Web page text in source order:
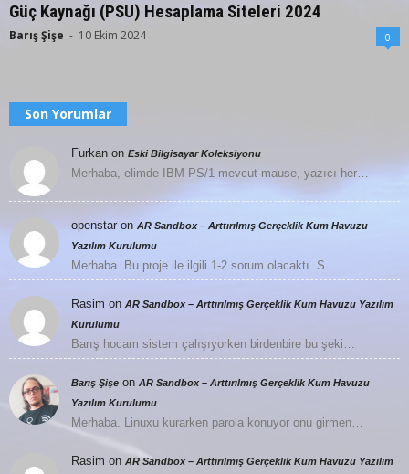
Güç Kaynağı (PSU) Hesaplama Siteleri 2024
Barış Şişe - 10 Ekim 2024 0
Son Yorumlar
Furkan on Eski Bilgisayar Koleksiyonu
Merhaba, elimde IBM PS/1 mevcut mause, yazıcı her…
openstar on AR Sandbox – Arttırılmış Gerçeklik Kum Havuzu
Yazılım Kurulumu
Merhaba. Bu proje ile ilgili 1-2 sorum olacaktı. S…
Rasim on AR Sandbox – Arttırılmış Gerçeklik Kum Havuzu Yazılım
Kurulumu
Barış hocam sistem çalışıyorken birdenbire bu şeki…
Barış Şişe on AR Sandbox – Arttırılmış Gerçeklik Kum Havuzu
Yazılım Kurulumu
Merhaba. Linuxu kurarken parola konuyor onu girmen…
Rasim on AR Sandbox – Arttırılmış Gerçeklik Kum Havuzu Yazılım